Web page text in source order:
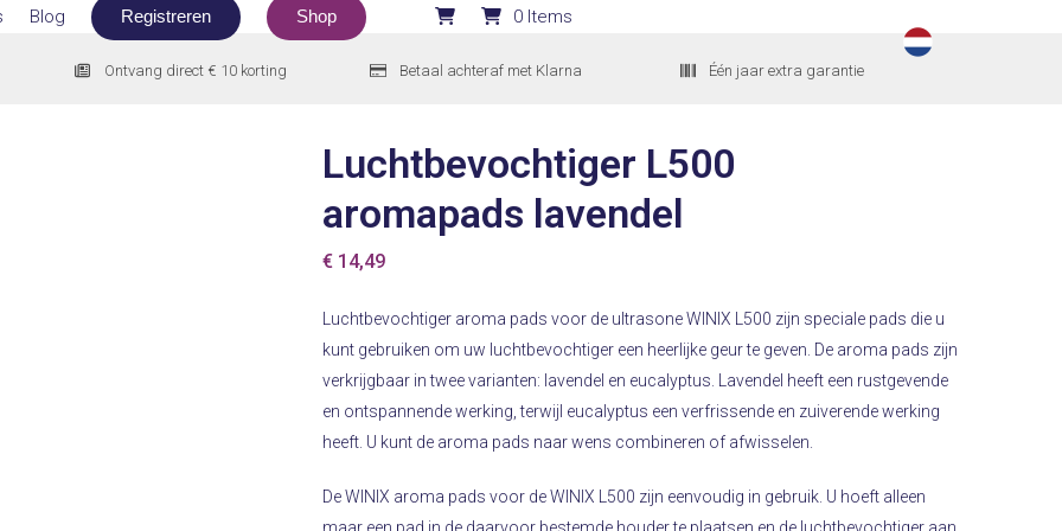
Blog Registreren Shop 0 Items
Ontvang direct € 10 korting Betaal achteraf met Klarna Één jaar extra garantie
Luchtbevochtiger L500
aromapads lavendel
€14,49
Luchtbevochtiger aroma pads voor de ultrasone WINIX L500 zijn speciale pads die u
kunt gebruiken om uw luchtbevochtiger een heerlijke geur te geven. De aroma pads zijn
verkrijgbaar in twee varianten: lavendel en eucalyptus. Lavendel heeft een rustgevende
en ontspannende werking, terwijl eucalyptus een verfrissende en zuiverende werking
heeft. U kunt de aroma pads naar wens combineren of afwisselen.
De WINIX aroma pads voor de WINIX L500 zijn eenvoudig in gebruik. U hoeft alleen
maar een pad in de daarvoor bestemde houder te plaatsen en de luchtbevochtiger aan